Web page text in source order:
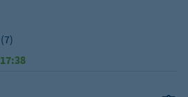
(7)
17:38